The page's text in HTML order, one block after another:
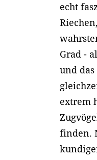
echt
Grad -
und
extrem
finden.